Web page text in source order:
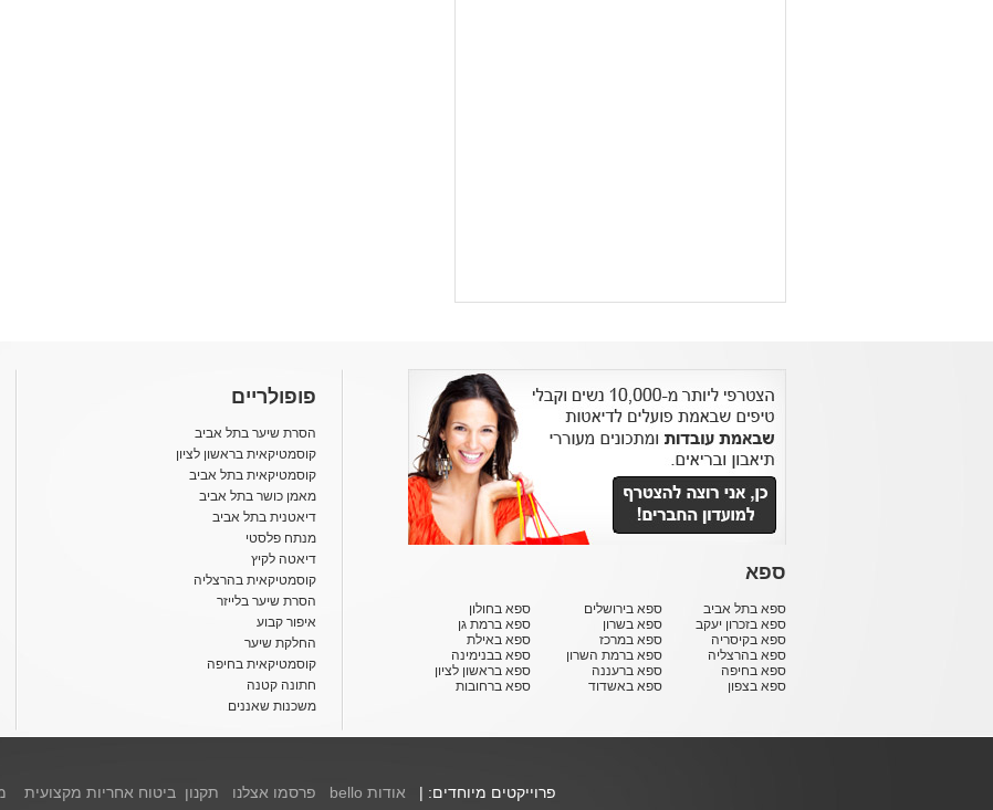
ספא
ספא בתל אביב
ספא בזכרון יעקב
ספא בקיסריה
ספא בהרצליה
ספא בחיפה
ספא בצפון
ספא בירושלים
ספא בשרון
ספא במרכז
ספא ברמת השרון
ספא ברעננה
ספא באשדוד
ספא בחולון
ספא ברמת גן
ספא באילת
ספא בבנימינה
ספא בראשון לציון
ספא ברחובות
פופולריים
הסרת שיער בתל אביב
קוסמטיקאית בראשון לציון
קוסמטיקאית בתל אביב
מאמן כושר בתל אביב
דיאטנית בתל אביב
מנתח פלסטי
דיאטה לקיץ
קוסמטיקאית בהרצליה
הסרת שיער בלייזר
איפור קבוע
החלקת שיער
קוסמטיקאית בחיפה
חתונה קטנה
משכנות שאננים
פרוייקטים מיוחדים: | אודות bello פרסמו אצלנו תקנון ביטוח אחריות מקצועית